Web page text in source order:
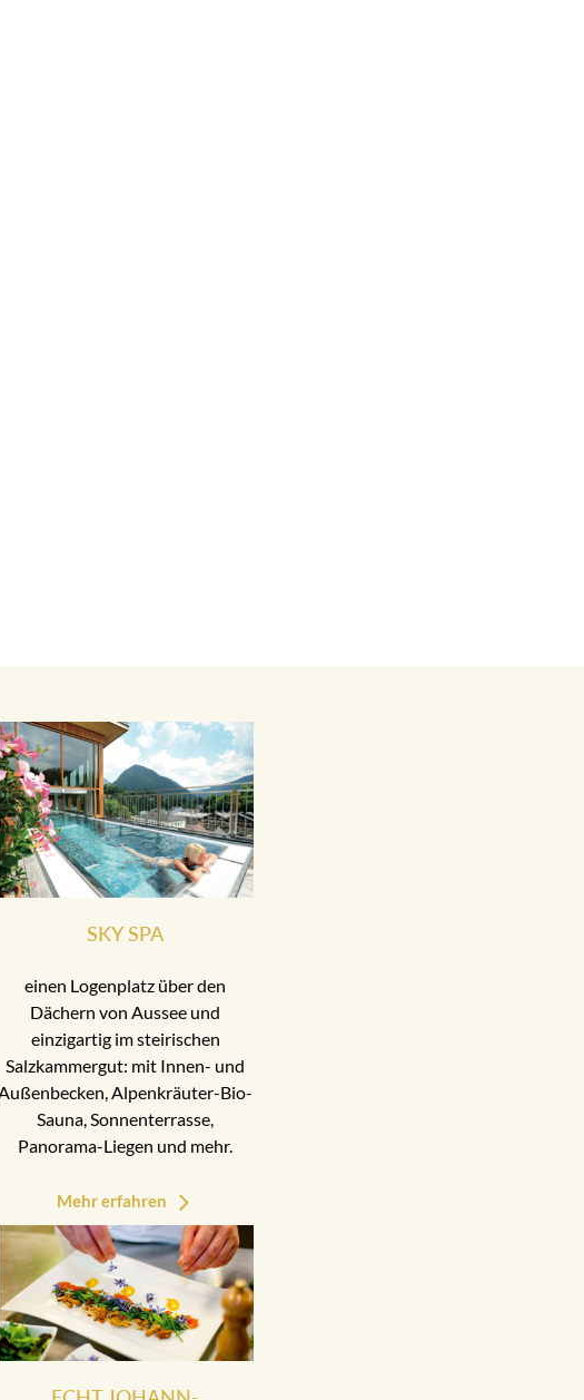
SKY SPA
einen Logenplatz über den
Dächern von Aussee und
einzigartig im steirischen
Salzkammergut: mit Innen- und
Außenbecken, Alpenkräuter-Bio-
Sauna, Sonnenterrasse,
Panorama-Liegen und mehr.
Mehr erfahren